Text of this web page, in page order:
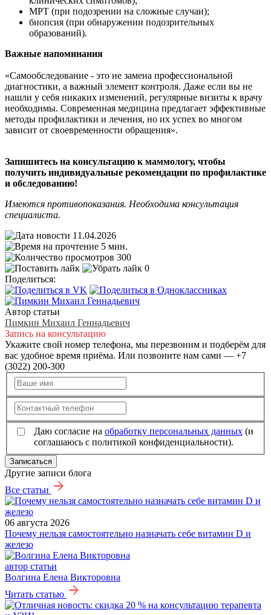
МРТ (при подозрении на сложные случаи);
биопсия (при обнаружении подозрительных
образований).
Важные напоминания
«Самообследование - это не замена профессиональной
диагностики, а важный элемент контроля. Даже если вы не
нашли у себя никаких изменений, регулярные визиты к врачу
необходимы. Современная медицина предлагает эффективные
методы профилактики и лечения, но их успех во многом
зависит от своевременности обращения».
Запишитесь на консультацию к маммологу, чтобы
получить индивидуальные рекомендации по профилактике
и обследованию!
Имеются противопоказания. Необходима консультация
специалиста.
11.04.2026
5 мин.
300
0
Поделиться:
Автор статьи
Пимкин Михаил Геннадьевич
Запись на консультацию
Укажите свой номер телефона, мы перезвоним и подберём для
вас удобное время приёма. Или позвоните нам сами — +7
(3022) 200-300
Даю согласие на обработку персональных данных (и
соглашаюсь с политикой конфиденциальности).
Записаться
Другие записи блога
Все статьи
06 августа 2026
Почему нельзя самостоятельно назначать себе витамин D и
железо
автор статьи
Волгина Елена Викторовна
Читать статью